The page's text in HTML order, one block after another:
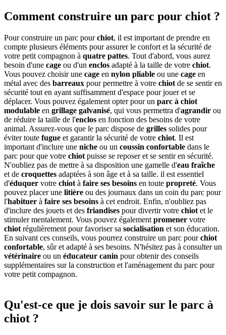
Comment construire un parc pour chiot ?
Pour construire un parc pour chiot, il est important de prendre en
compte plusieurs éléments pour assurer le confort et la sécurité de
votre petit compagnon à quatre pattes. Tout d'abord, vous aurez
besoin d'une cage ou d'un enclos adapté à la taille de votre chiot.
Vous pouvez choisir une cage en nylon pliable ou une cage en
métal avec des barreaux pour permettre à votre chiot de se sentir en
sécurité tout en ayant suffisamment d'espace pour jouer et se
déplacer. Vous pouvez également opter pour un parc à chiot
modulable en grillage galvanisé, qui vous permettra d'agrandir ou
de réduire la taille de l'enclos en fonction des besoins de votre
animal. Assurez-vous que le parc dispose de grilles solides pour
éviter toute fugue et garantir la sécurité de votre chiot. Il est
important d'inclure une niche ou un coussin confortable dans le
parc pour que votre chiot puisse se reposer et se sentir en sécurité.
N'oubliez pas de mettre à sa disposition une gamelle d'eau fraîche
et de croquettes adaptées à son âge et à sa taille. il est essentiel
d'éduquer votre chiot à faire ses besoins en toute propreté. Vous
pouvez placer une litière ou des journaux dans un coin du parc pour
l'habituer à faire ses besoins à cet endroit. Enfin, n'oubliez pas
d'inclure des jouets et des friandises pour divertir votre chiot et le
stimuler mentalement. Vous pouvez également promener votre
chiot régulièrement pour favoriser sa socialisation et son éducation.
En suivant ces conseils, vous pourrez construire un parc pour chiot
confortable, sûr et adapté à ses besoins. N'hésitez pas à consulter un
vétérinaire ou un éducateur canin pour obtenir des conseils
supplémentaires sur la construction et l'aménagement du parc pour
votre petit compagnon.
Qu'est-ce que je dois savoir sur le parc à
chiot ?